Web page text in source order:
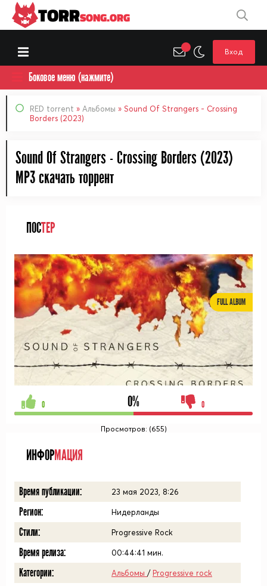
Боковое меню (нажмите)
RED torrent » Альбомы » Sound Of Strangers - Crossing
Borders (2023)
Sound Of Strangers - Crossing Borders (2023)
MP3 cкачать торрент
ПОСТЕР
FULL ALBUM
0 0% 0
Просмотров: (655)
ИНФОРМАЦИЯ
Время публикации: 23 мая 2023, 8:26
Регион: Нидерланды
Стили: Progressive Rock
Время релиза: 00:44:41 мин.
Категории: Альбомы /Progressive rock
TORRSONG.ORG
Вход